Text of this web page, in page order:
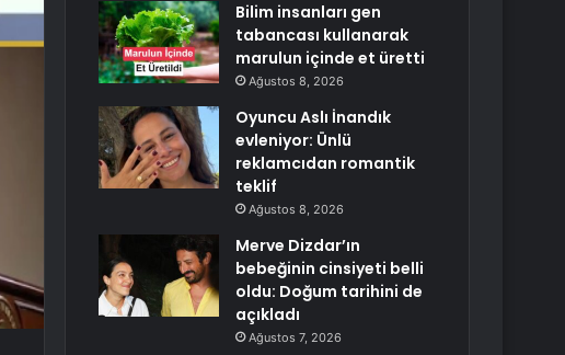
Bilim insanları gen
tabancası kullanarak
marulun içinde et üretti
Ağustos 8, 2026
Oyuncu Aslı İnandık
evleniyor: Ünlü
reklamcıdan romantik
teklif
Ağustos 8, 2026
Merve Dizdar’ın
bebeğinin cinsiyeti belli
oldu: Doğum tarihini de
açıkladı
Ağustos 7, 2026